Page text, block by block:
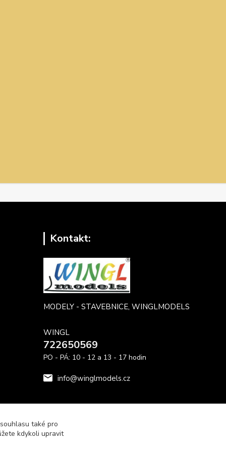
Kontakt:
MODELY - STAVEBNICE, WINGLMODELS
WINGL
722650569
PO - PÁ: 10 - 12 a 13 - 17 hodin
info@winglmodels.cz
také pro
kdykoli upravit